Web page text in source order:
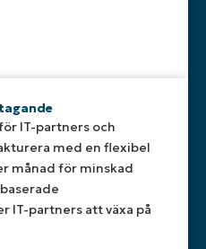
IT-partners och
med en flexibel
månad för minskad
IT-partners att växa på